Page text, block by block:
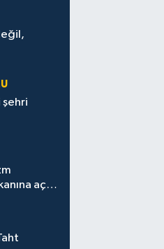
şehri
açık